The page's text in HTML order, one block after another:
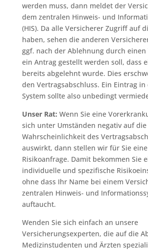
werden muss, dann meldet der
dem zentralen Hinweis- und
(HIS). Da alle Versicherer Zugriff auf
haben, sehen die anderen
ggf. nach der Ablehnung durch einen
ein Antrag gestellt werden soll, dass
bereits abgelehnt wurde. Dies
den Vertragsabschluss. Ein Eintrag in
System sollte also unbedingt
Unser Rat: Wenn Sie eine
sich unter Umständen negativ auf die
Wahrscheinlichkeit des
auswirkt, dann stellen wir für Sie
Risikoanfrage. Damit bekommen Sie
individuelle und spezifische
ohne dass Ihr Name bei einem
zentralen Hinweis- und
auftaucht.
Wenden Sie sich einfach an unsere
Versicherungsexperten, die auf die
Medizinstudenten und Ärzten